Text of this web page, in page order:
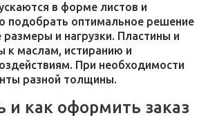
в форме листов и
подобрать оптимальное решение
и нагрузки. Пластины и
к маслам, истиранию и
При необходимости
разной толщины.
и как оформить заказ